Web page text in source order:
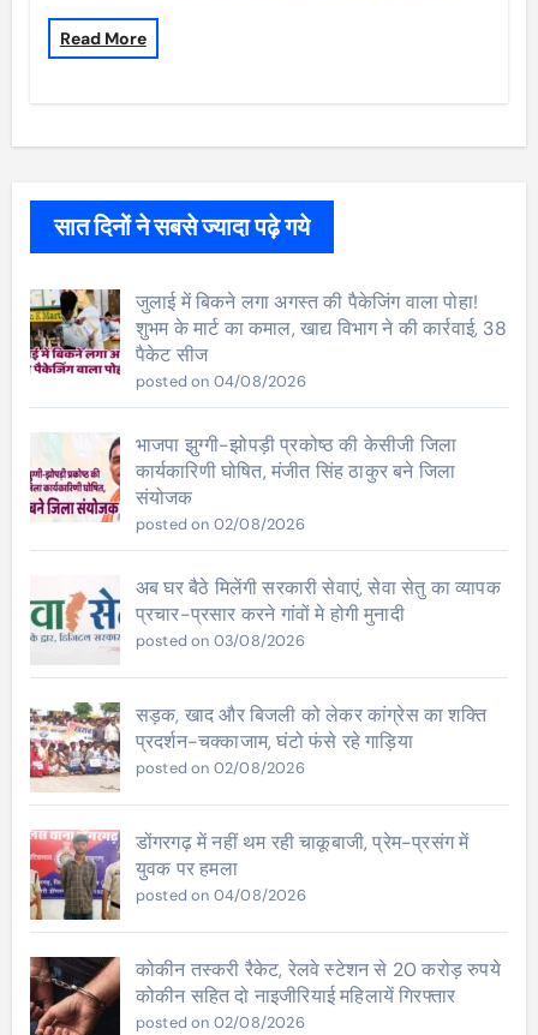
Read More
सात दिनों ने सबसे ज्यादा पढ़े गये
जुलाई में बिकने लगा अगस्त की पैकेजिंग वाला पोहा!
शुभम के मार्ट का कमाल, खाद्य विभाग ने की कार्रवाई, 38
पैकेट सीज
posted on 04/08/2026
भाजपा झुग्गी-झोपड़ी प्रकोष्ठ की केसीजी जिला
कार्यकारिणी घोषित, मंजीत सिंह ठाकुर बने जिला
संयोजक
posted on 02/08/2026
अब घर बैठे मिलेंगी सरकारी सेवाएं, सेवा सेतु का व्यापक
प्रचार-प्रसार करने गांवों मे होगी मुनादी
posted on 03/08/2026
सड़क, खाद और बिजली को लेकर कांग्रेस का शक्ति
प्रदर्शन-चक्काजाम, घंटो फंसे रहे गाड़िया
posted on 02/08/2026
डोंगरगढ़ में नहीं थम रही चाकूबाजी, प्रेम-प्रसंग में
युवक पर हमला
posted on 04/08/2026
कोकीन तस्करी रैकेट, रेलवे स्टेशन से 20 करोड़ रुपये
कोकीन सहित दो नाइजीरियाई महिलायें गिरफ्तार
posted on 02/08/2026